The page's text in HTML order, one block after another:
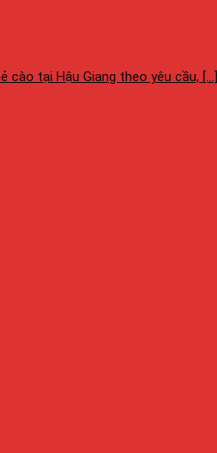
tại Hậu Giang theo yêu cầu, [...]